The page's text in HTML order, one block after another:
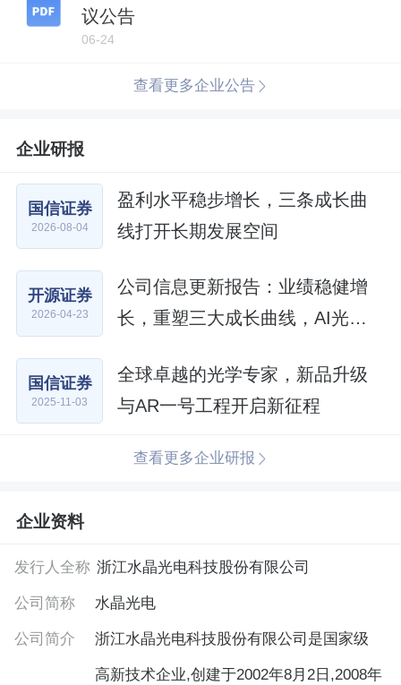
议公告
06-24
查看更多企业公告
企业研报
国信证券
2026-08-04
盈利水平稳步增长，三条成长曲
线打开长期发展空间
开源证券
2026-04-23
公司信息更新报告：业绩稳健增
长，重塑三大成长曲线，AI光学
国信证券
2025-11-03
全球卓越的光学专家，新品升级
与AR一号工程开启新征程
查看更多企业研报
企业资料
发行人全称 浙江水晶光电科技股份有限公司
公司简称 水晶光电
公司简介 浙江水晶光电科技股份有限公司是国家级
高新技术企业,创建于2002年8月2日,2008年